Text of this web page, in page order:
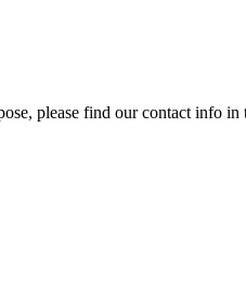
please find our contact info in